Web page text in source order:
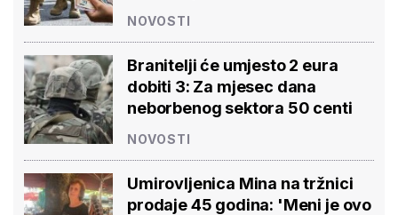
NOVOSTI
Branitelji će umjesto 2 eura
dobiti 3: Za mjesec dana
neborbenog sektora 50 centi
NOVOSTI
Umirovljenica Mina na tržnici
prodaje 45 godina: 'Meni je ovo